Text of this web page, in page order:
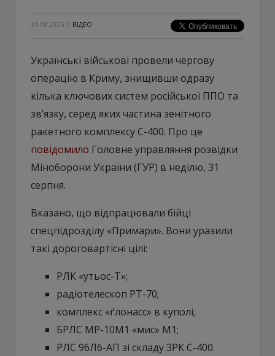
31.08.2025 // ВІДЕО
Українські військові провели чергову
операцію в Криму, знищивши одразу
кілька ключових систем російської ППО та
зв’язку, серед яких частина зенітного
ракетного комплексу С-400. Про це
повідомило Головне управляння розвідки
Міноборони України (ГУР) в неділю, 31
серпня.
Вказано, що відпрацювали бійці
спецпідрозділу «Примари». Вони уразили
такі дороговартісні цілі:
РЛК «утьос-Т»;
радіотелескоп РТ-70;
комплекс «ґлонасс» в куполі;
БРЛС МР-10М1 «мис» М1;
РЛС 96Л6-АП зі складу ЗРК С-400.